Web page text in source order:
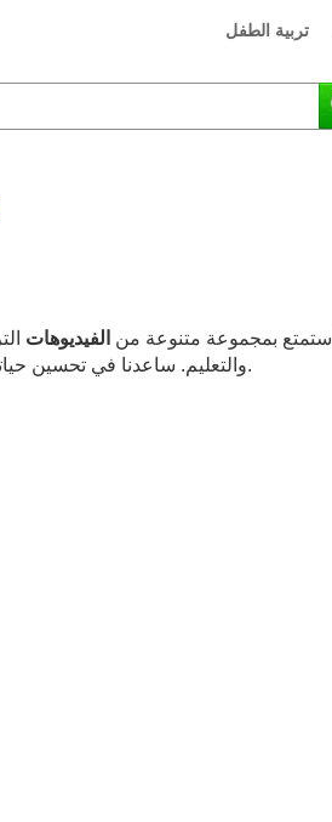
تربية الطفل
استمتع بمجموعة متنوعة من الفيديوهات
والتعليم. ساعدنا في تحسينوممتع يناسب العائلة.